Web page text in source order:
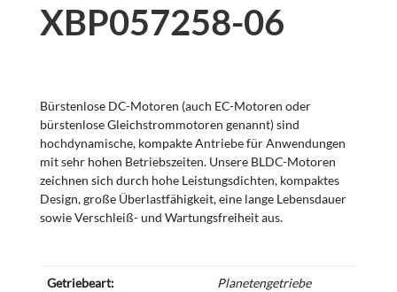
XBP057258-06
Bürstenlose DC-Motoren (auch EC-Motoren oder
bürstenlose Gleichstrommotoren genannt) sind
hochdynamische, kompakte Antriebe für Anwendungen
mit sehr hohen Betriebszeiten. Unsere BLDC-Motoren
zeichnen sich durch hohe Leistungsdichten, kompaktes
Design, große Überlastfähigkeit, eine lange Lebensdauer
sowie Verschleiß- und Wartungsfreiheit aus.
Getriebeart: Planetengetriebe